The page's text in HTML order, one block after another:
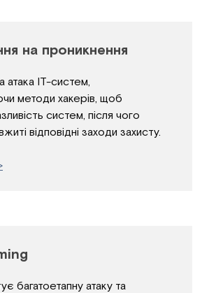
на проникнення
ІТ-систем,
методи хакерів, щоб
систем, після чого
відповідні заходи захисту.
багатоетапну атаку та